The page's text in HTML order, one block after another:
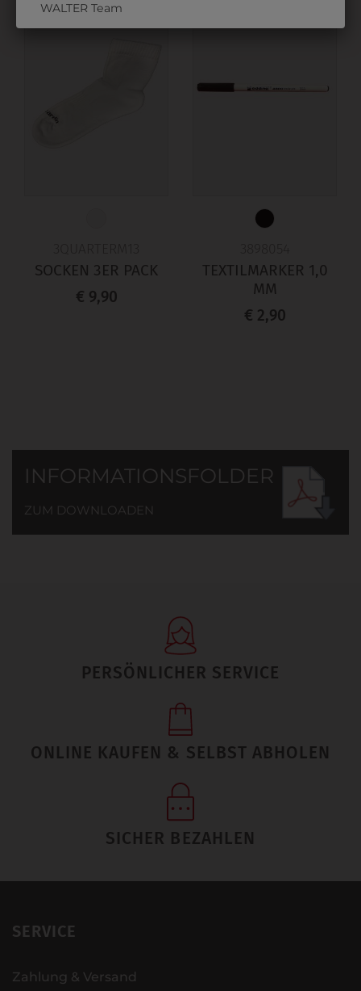
SOCKEN 3ER PACK
€ 9,90
TEXTILMARKER 1,0
MM
€ 2,90
INFORMATIONSFOLDER
ZUM DOWNLOADEN
PERSÖNLICHER SERVICE
ONLINE KAUFEN & SELBST ABHOLEN
SICHER BEZAHLEN
SERVICE
Zahlung & Versand
WALTER Team